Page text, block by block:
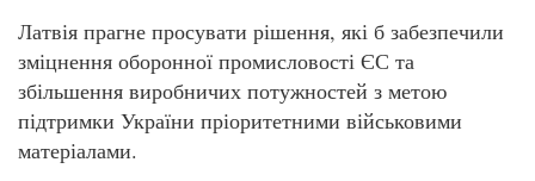
Латвія прагне просувати рішення, які б забезпечили
зміцнення оборонної промисловості ЄС та
збільшення виробничих потужностей з метою
підтримки України пріоритетними військовими
матеріалами.